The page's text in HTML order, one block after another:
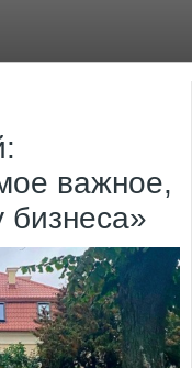
важное,
бизнеса»